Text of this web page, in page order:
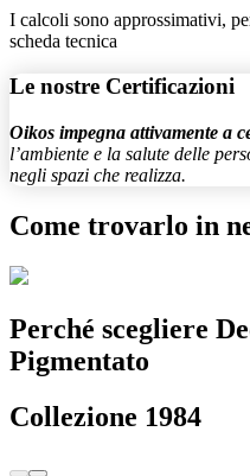
I calcoli sono approssimativi,
scheda tecnica
Le nostre Certificazioni
Oikos impegna attivamente a
l’ambiente e la salute delle
negli spazi che realizza.
Come trovarlo in
Perché scegliere
Pigmentato
Collezione 1984